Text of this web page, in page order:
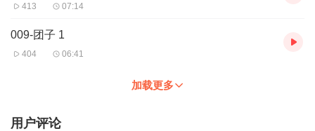
413 07:14
009-团子 1
404 06:41
加载更多
用户评论